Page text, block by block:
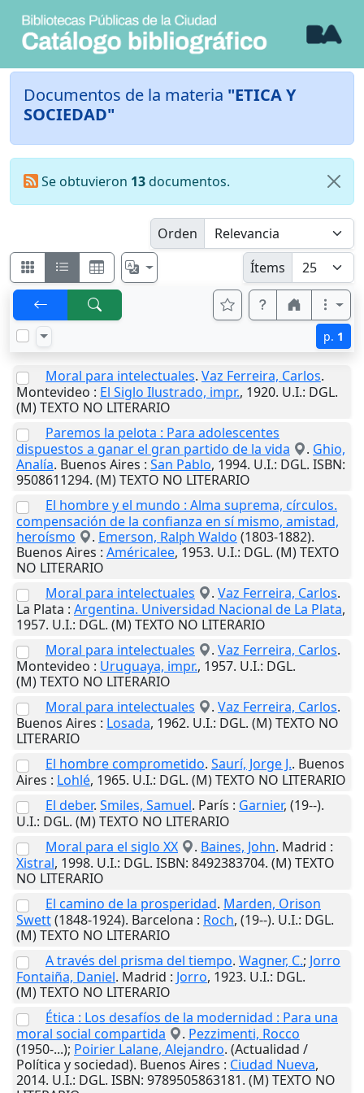
Documentos de la materia "ETICA Y
SOCIEDAD"
Se obtuvieron 13documentos.
Orden
Ítems
p. 1
Moral para intelectuales. Vaz Ferreira, Carlos.
Montevideo : El Siglo Ilustrado, impr., 1920. U.I.: DGL.
(M) TEXTO NO LITERARIO
Paremos la pelota : Para adolescentes
dispuestos a ganar el gran partido de la vida
. Ghio,
Analía. Buenos Aires : San Pablo, 1994. U.I.: DGL. ISBN:
9508611294. (M) TEXTO NO LITERARIO
El hombre y el mundo : Alma suprema, círculos.
compensación de la confianza en sí mismo, amistad,
heroísmo
. Emerson, Ralph Waldo (1803-1882).
Buenos Aires : Américalee, 1953. U.I.: DGL. (M) TEXTO
NO LITERARIO
Moral para intelectuales
. Vaz Ferreira, Carlos.
La Plata : Argentina. Universidad Nacional de La Plata,
1957. U.I.: DGL. (M) TEXTO NO LITERARIO
Moral para intelectuales
. Vaz Ferreira, Carlos.
Montevideo : Uruguaya, impr., 1957. U.I.: DGL.
(M) TEXTO NO LITERARIO
Moral para intelectuales
. Vaz Ferreira, Carlos.
Buenos Aires : Losada, 1962. U.I.: DGL. (M) TEXTO NO
LITERARIO
El hombre comprometido. Saurí, Jorge J.. Buenos
Aires : Lohlé, 1965. U.I.: DGL. (M) TEXTO NO LITERARIO
El deber. Smiles, Samuel. París : Garnier, (19--).
U.I.: DGL. (M) TEXTO NO LITERARIO
Moral para el siglo XX
. Baines, John. Madrid :
Xistral, 1998. U.I.: DGL. ISBN: 8492383704. (M) TEXTO
NO LITERARIO
El camino de la prosperidad. Marden, Orison
Swett(1848-1924). Barcelona : Roch, (19--). U.I.: DGL.
(M) TEXTO NO LITERARIO
A través del prisma del tiempo. Wagner, C.; Jorro
Fontaiña, Daniel. Madrid : Jorro, 1923. U.I.: DGL.
(M) TEXTO NO LITERARIO
Ética : Los desafíos de la modernidad : Para una
moral social compartida
. Pezzimenti, Rocco
(1950-...); Poirier Lalane, Alejandro. (Actualidad /
Política y sociedad). Buenos Aires : Ciudad Nueva,
2014. U.I.: DGL. ISBN: 9789505863181. (M) TEXTO NO